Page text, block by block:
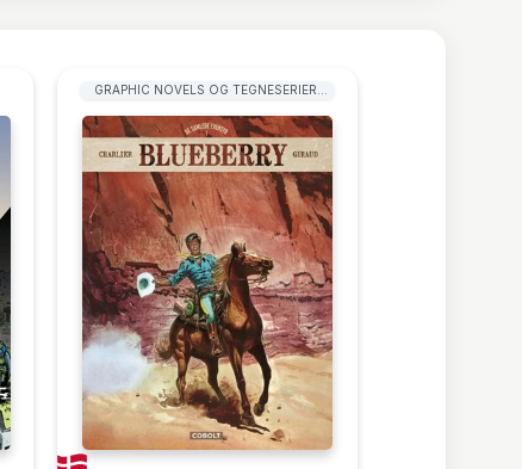
GRAPHIC NOVELS OG TEGNESERIER: